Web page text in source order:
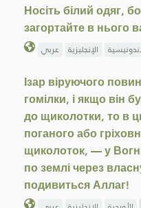
Носіть білий одяг,
загортайте в нього
عربي الإنجليزية
Ізар віруючого
гомілки, і якщо він
до щиколотки, то в
поганого або
щиколоток, — у
по землі через
подивиться Аллаг!